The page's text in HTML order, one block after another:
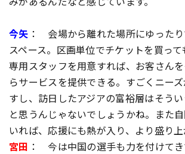
今矢 ： 会場から離れた場所にゆった
スペース。区画単位でチケットを買って
専用スタッフを用意すれば、お客さん
らサービスを提供できる。すごくニー
すし、訪日したアジアの富裕層はそう
と思うんじゃないでしょうかね。また
いれば、応援にも熱が入り、より盛り上
宮田 ： 今は中国の選手も力を付けて